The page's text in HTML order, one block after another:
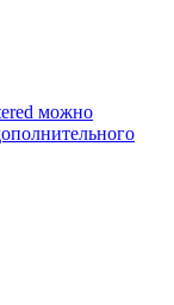
можно